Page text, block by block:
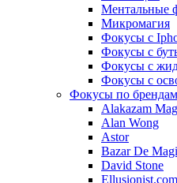
Ментальные
Микромагия
Фокусы с
Фокусы с
Фокусы с
Фокусы с
Фокусы по брендам
Alakazam
Alan Wong
Astor
Bazar De
David Stone
Ellusionist.com